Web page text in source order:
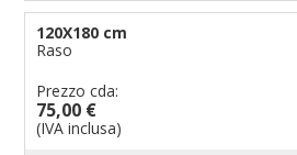
120X180 cm
Raso
Prezzo cda:
75,00 €
(IVA inclusa)